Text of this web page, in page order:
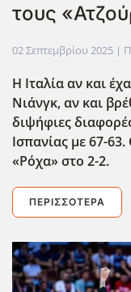
τους
02 Σεπτεμβρίου 2025 |
Η Ιταλία αν και
Νιάνγκ, αν και
διψήφιες
Ισπανίας με 67-
«Ρόχα» στο 2-2.
ΠΕΡΙΣΣΌΤΕΡΑ